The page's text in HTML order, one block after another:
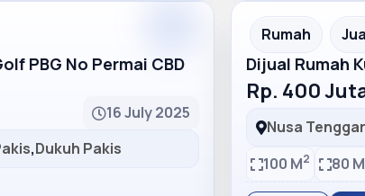
PBG No Permai CBD
16 July 2025
,Dukuh Pakis
Partner Ad
Rumah
Dijual Rumah
Rp. 400
Nusa
100 M2 80 M